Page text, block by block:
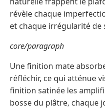
révèle chaque
et chaque irrégularité de
core/paragraph
Une finition mate
réfléchir, ce qui atténue
finition satinée les
bosse du plâtre, chaque